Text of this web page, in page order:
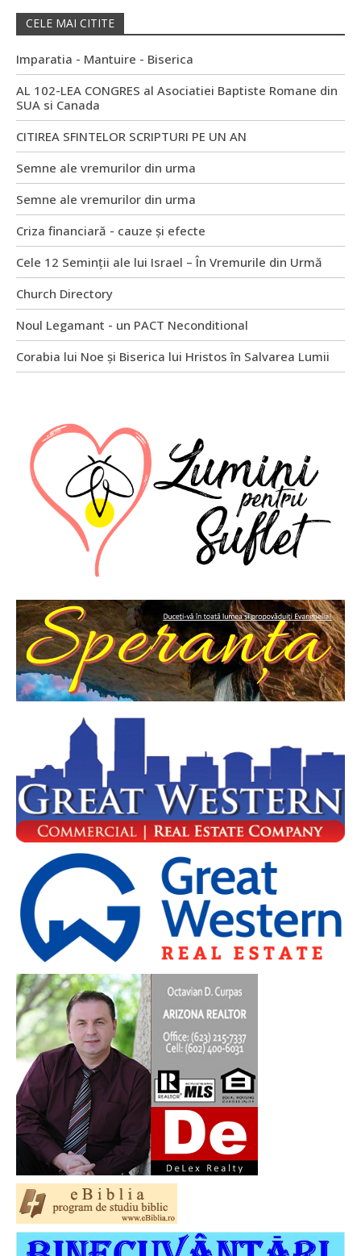
CELE MAI CITITE
Imparatia - Mantuire - Biserica
AL 102-LEA CONGRES al Asociatiei Baptiste Romane din
SUA si Canada
CITIREA SFINTELOR SCRIPTURI PE UN AN
Semne ale vremurilor din urma
Semne ale vremurilor din urma
Criza financiară - cauze și efecte
Cele 12 Seminții ale lui Israel – În Vremurile din Urmă
Church Directory
Noul Legamant - un PACT Neconditional
Corabia lui Noe și Biserica lui Hristos în Salvarea Lumii